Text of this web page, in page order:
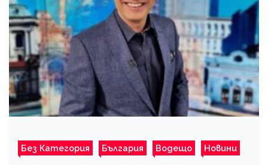
Без Категория България Водещо Новини